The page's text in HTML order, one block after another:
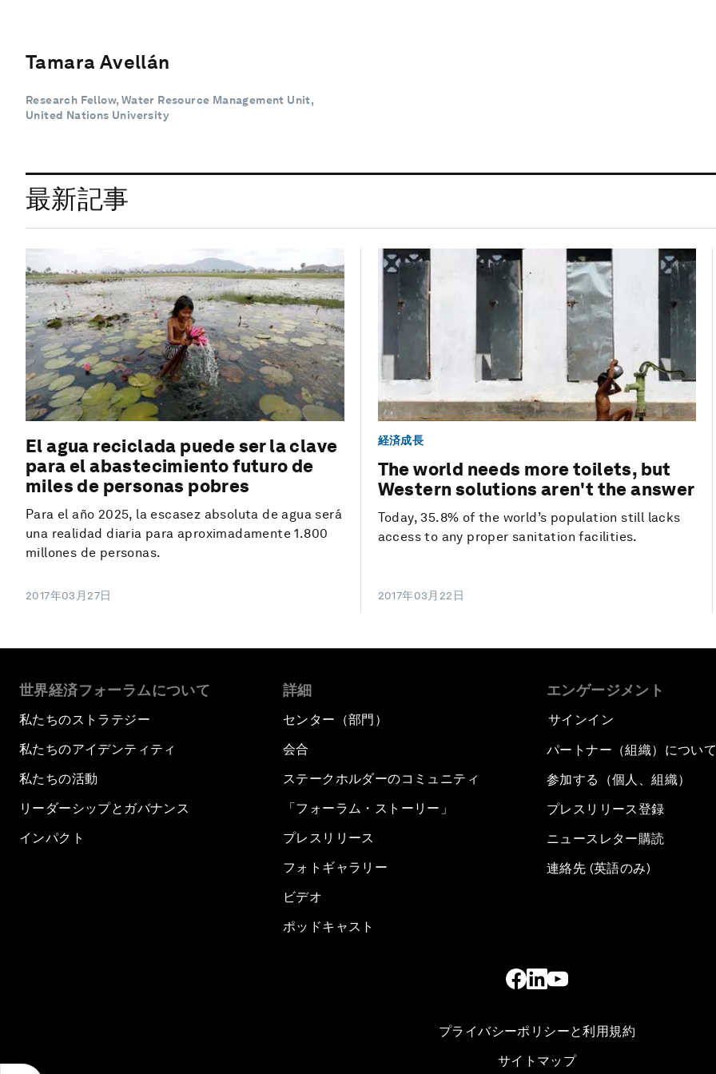
Tamara Avellán
Research Fellow, Water Resource Management Unit,
United Nations University
最新記事
El agua reciclada puede ser la clave
para el abastecimiento futuro de
miles de personas pobres
Para el año 2025, la escasez absoluta de agua será
una realidad diaria para aproximadamente 1.800
millones de personas.
2017年03月27日
経済成長
The world needs more toilets, but
Western solutions aren't the answer
Today, 35.8% of the world’s population still lacks
access to any proper sanitation facilities.
2017年03月22日
世界経済フォーラムについて
私たちのストラテジー
私たちのアイデンティティ
私たちの活動
リーダーシップとガバナンス
インパクト
詳細
センター（部門）
会合
ステークホルダーのコミュニティ
「フォーラム・ストーリー」
プレスリリース
フォトギャラリー
ビデオ
ポッドキャスト
エンゲージメント
サインイン
パートナー（組織）につい
参加する（個人、組織）
プレスリリース登録
ニュースレター購読
連絡先 (英語のみ)
プライバシーポリシーと利用規約
サイトマップ